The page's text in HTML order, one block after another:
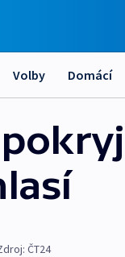
Volby Domácí
ČT24